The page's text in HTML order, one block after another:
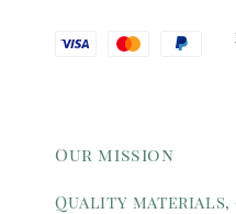
Our mission
Quality materials,